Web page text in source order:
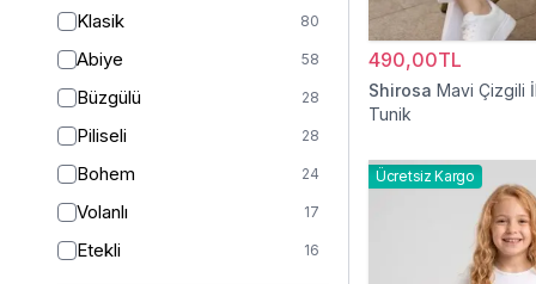
Klasik 80
Abiye 58
Büzgülü 28
Piliseli 28
Bohem 24
Volanlı 17
Etekli 16
490,00TL
Shirosa Mavi Çizgili
Tunik
Ücretsiz Kargo